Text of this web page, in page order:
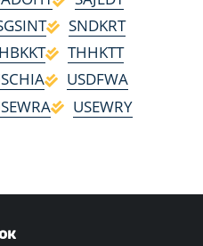
SNDKRT
THHKTT
USDFWA
USEWRY